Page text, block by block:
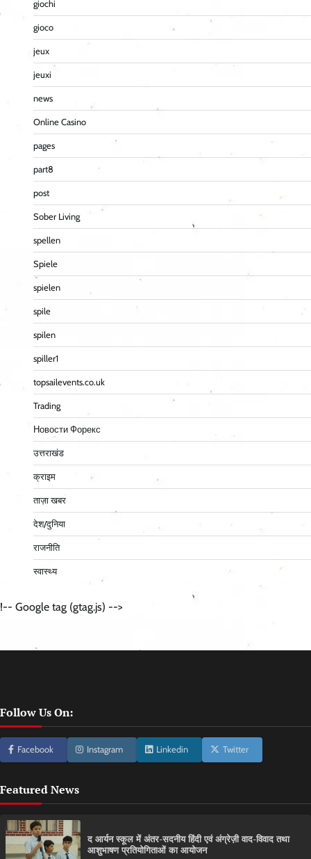
giochi
gioco
jeux
jeuxi
news
Online Casino
pages
part8
post
Sober Living
spellen
Spiele
spielen
spile
spilen
spiller1
topsailevents.co.uk
Trading
Новости Форекс
उत्तराखंड
क्राइम
ताज़ा खबर
देश/दुनिया
राजनीति
स्वास्थ्य
!-- Google tag (gtag.js) -->
Follow Us On:
Facebook Instagram Linkedin Twitter
Featured News
द आर्यन स्कूल में अंतर-सदनीय हिंदी एवं अंग्रेज़ी वाद-विवाद तथा
आशुभाषण प्रतियोगिताओं का आयोजन